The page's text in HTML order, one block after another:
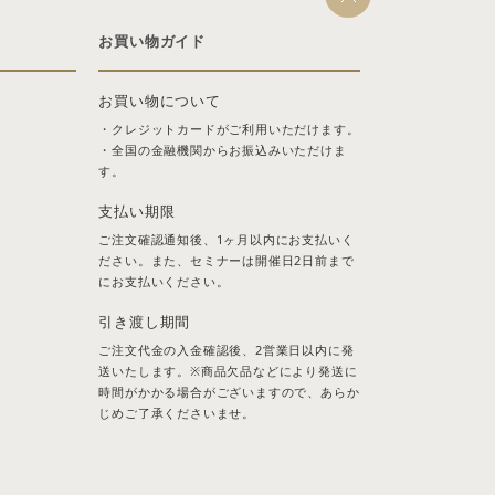
お買い物ガイド
お買い物について
・クレジットカードがご利用いただけます。
・全国の金融機関からお振込みいただけま
す。
支払い期限
ご注文確認通知後、1ヶ月以内にお支払いく
ださい。また、セミナーは開催日2日前まで
にお支払いください。
引き渡し期間
ご注文代金の入金確認後、2営業日以内に発
送いたします。※商品欠品などにより発送に
時間がかかる場合がございますので、あらか
じめご了承くださいませ。